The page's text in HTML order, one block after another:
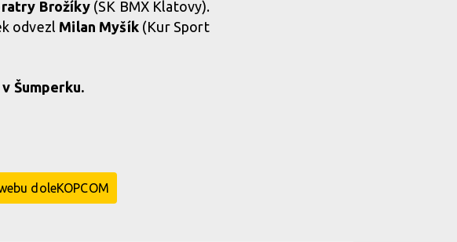
Brožíky(SK BMX Klatovy).
odvezl Milan Myšík(Kur Sport
Šumperku.
doleKOPCOM